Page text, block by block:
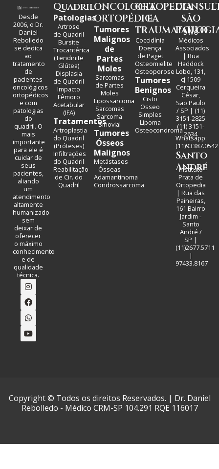
Desde
2006, o Dr.
Daniel
Rebolledo
se dedica
ao
tratamento
de
pacientes
oncológicos
ortopédicos
e com
patologias
do
quadril. O
mais
importante
para ele é
cuidar de
seus
pacientes,
aliando
um
atendimento
altamente
humanizado
sem
deixar de
oferecer
o máximo
conhecimento
e de
qualidade
técnica.
Quadril
Patologias
Artrose
de Quadril
Bursite
Trocantérica
(Tendinite
Glútea)
Displasia
de Quadril
Impacto
Fêmoro
Acetabular
(IFA)
Tratamentos
Artroplastia
do Quadril
(Próteses)
Infiltrações
do Quadril
Reabilitação
de Cir. do
Quadril
ONCOLOGIA
ORTOPÉDICA
Tumores
Malignos
de
Partes
Moles
Sarcomas
de Partes
Moles
Lipossarcoma
Sarcomas
Sarcoma
Sinovial
Tumores
Ósseos
Malignos
Metástases
Ósseas
Adamantinoma
Condrossarcoma
ORTOPEDIA
E
Coccidínia
Doença
de Paget
Osteomielite
Osteoporose
Tumores
Benignos
Cisto
Osseo
Simples
Lipoma
Osteocondroma
SÃO
PAULO
DWO
Médicos
Associados
| Rua
Haddock
Lobo, 131,
cj 1509
Cerqueira
César,
São Paulo
/ SP | (11)
3151-2825
(11) 3151-
2634
Whatsapp:
(11)93387.0542
Santo
André
Instituto
Prata de
Ortopedia
| Rua das
Paineiras,
161 Bairro
Jardim -
Santo
André /
SP |
(11)2677.5711
|
97433.8167
Copyright © Todos os direitos Reservados. | Dr. Daniel
Rebolledo - Médico CRM-SP 104.291 RQE 116017